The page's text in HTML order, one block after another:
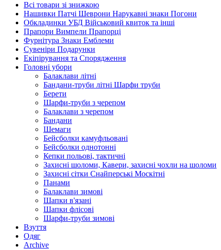
Всі товари зі знижкою
Нашивки Патчі Шеврони Нарукавні знаки Погони
Обкладинки УБД Військовий квиток та інші
Прапори Вимпели Прапорці
Фурнітура Знаки Емблеми
Сувеніри Подарунки
Екіпірування та Спорядження
Головні убори
Балаклави літні
Бандани-труби літні Шарфи труби
Берети
Шарфи-труби з черепом
Балаклави з черепом
Бандани
Шемаги
Бейсболки камуфльовані
Бейсболки однотонні
Кепки польові, тактичні
Захисні шоломи, Кавери, захисні чохли на шоломи
Захисні сітки Снайперські Москітні
Панами
Балаклави зимові
Шапки в'язані
Шапки флісові
Шарфи-труби зимові
Взуття
Одяг
Archive